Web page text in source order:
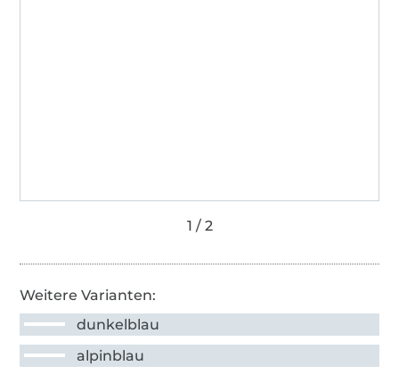
Weitere Varianten:
dunkelblau
alpinblau